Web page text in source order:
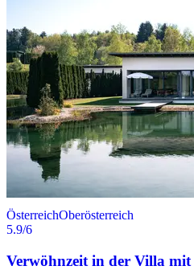
ÖsterreichOberösterreich
5.9/6
Verwöhnzeit in der Villa mit